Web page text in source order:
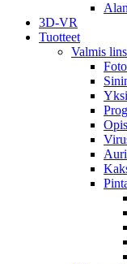
3D-VR
Tuotteet
Valmis